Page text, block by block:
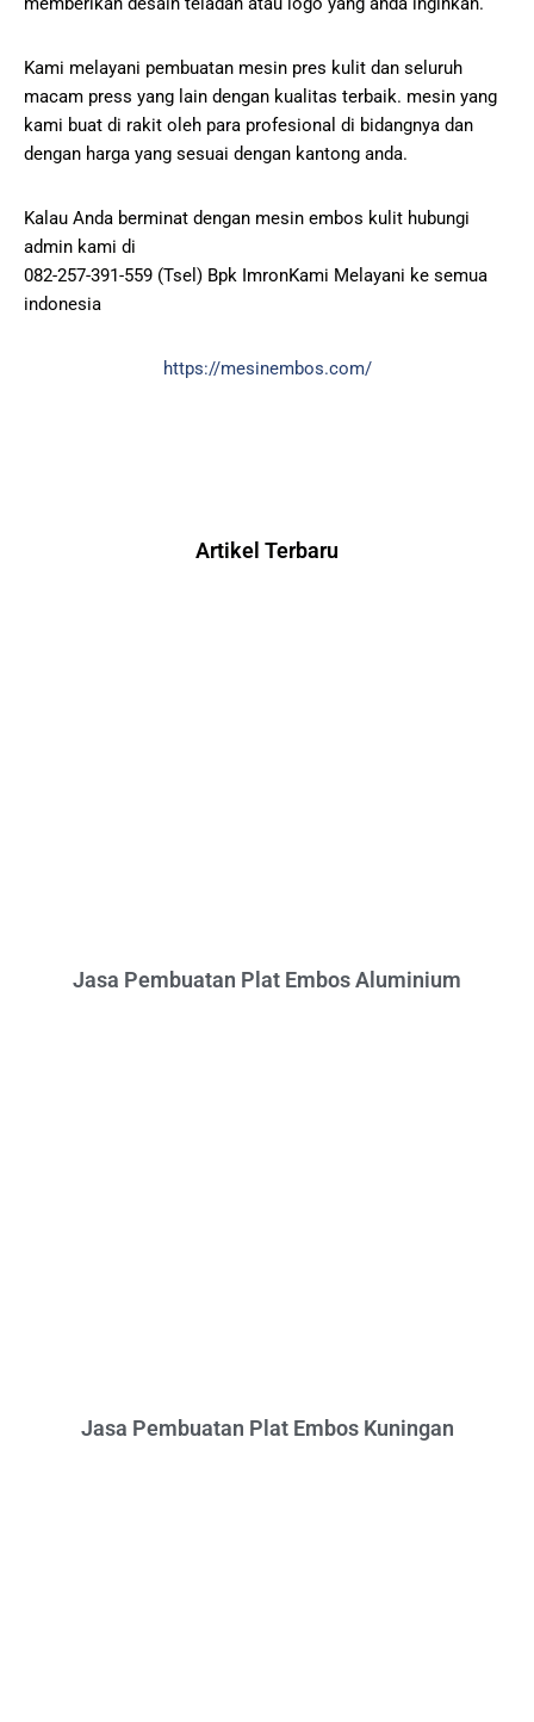
Kami melayani pembuatan mesin pres kulit dan seluruh
macam press yang lain dengan kualitas terbaik. mesin yang
kami buat di rakit oleh para profesional di bidangnya dan
dengan harga yang sesuai dengan kantong anda.
Kalau Anda berminat dengan mesin embos kulit hubungi
admin kami di
082-257-391-559 (Tsel) Bpk ImronKami Melayani ke semua
indonesia
https://mesinembos.com/
Artikel Terbaru
Jasa Pembuatan Plat Embos Aluminium
Jasa Pembuatan Plat Embos Kuningan